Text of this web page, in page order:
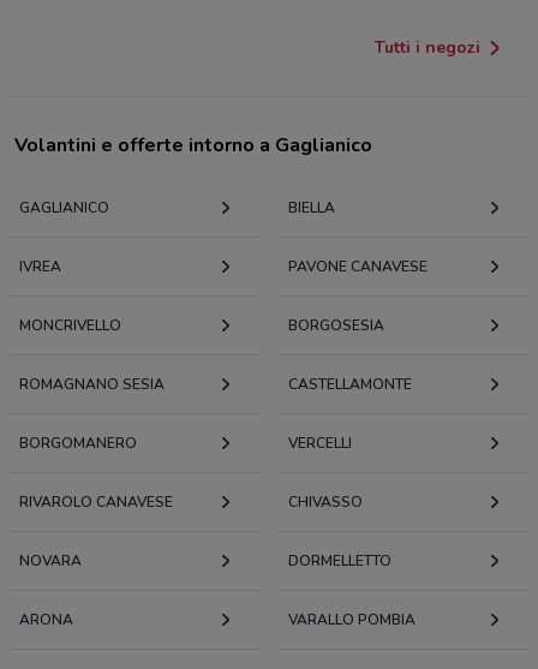
Tutti i negozi
Volantini e offerte intorno a Gaglianico
GAGLIANICO BIELLA
IVREA PAVONE CANAVESE
MONCRIVELLO BORGOSESIA
ROMAGNANO SESIA CASTELLAMONTE
BORGOMANERO VERCELLI
RIVAROLO CANAVESE CHIVASSO
NOVARA DORMELLETTO
ARONA VARALLO POMBIA